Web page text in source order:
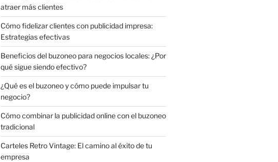
atraer más clientes
Cómo fidelizar clientes con publicidad impresa:
Estrategias efectivas
Beneficios del buzoneo para negocios locales: ¿Por
qué sigue siendo efectivo?
¿Qué es el buzoneo y cómo puede impulsar tu
negocio?
Cómo combinar la publicidad online con el buzoneo
tradicional
Carteles Retro Vintage: El camino al éxito de tu
empresa